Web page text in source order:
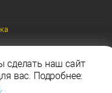
сделать наш сайт
вас. Подробнее:
.